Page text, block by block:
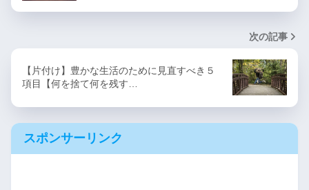
次の記事
【片付け】豊かな生活のために見直すべき５
項目【何を捨て何を残す…
スポンサーリンク